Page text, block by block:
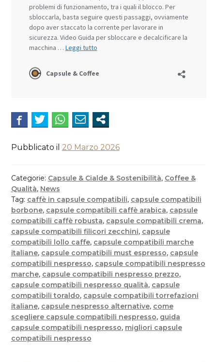
Pubblicato il 20 Marzo 2026
Categorie: Capsule & Cialde & Sostenibilità, Coffee &
Qualità, News
Tag: caffè in capsule compatibili, capsule compatibili
borbone, capsule compatibili caffè arabica, capsule
compatibili caffè robusta, capsule compatibili crema,
capsule compatibili filicori zecchini, capsule
compatibili lollo caffe, capsule compatibili marche
italiane, capsule compatibili must espresso, capsule
compatibili nespresso, capsule compatibili nespresso
marche, capsule compatibili nespresso prezzo,
capsule compatibili nespresso qualità, capsule
compatibili toraldo, capsule compatibili torrefazioni
italiane, capsule nespresso alternative, come
scegliere capsule compatibili nespresso, guida
capsule compatibili nespresso, migliori capsule
compatibili nespresso